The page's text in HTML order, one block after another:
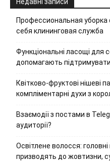
Профессиональная уборка
себя клининговая служба
Функціональні ласощі для
допомагають
Квітково-фруктові нішеві
компліментарні духи з
Взаємодії з постами в
аудиторії?
Освітлене волосся: головні
призводять до жовтизни,